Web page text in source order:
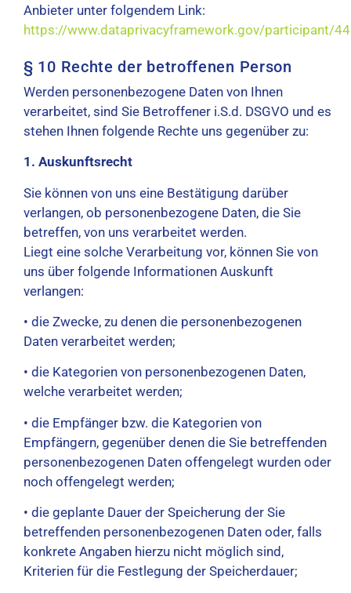
Anbieter unter folgendem Link:
https://www.dataprivacyframework.gov/participant/
§ 10 Rechte der betroffenen Person
Werden personenbezogene Daten von Ihnen
verarbeitet, sind Sie Betroffener i.S.d. DSGVO und es
stehen Ihnen folgende Rechte uns gegenüber zu:
1. Auskunftsrecht
Sie können von uns eine Bestätigung darüber
verlangen, ob personenbezogene Daten, die Sie
betreffen, von uns verarbeitet werden.
Liegt eine solche Verarbeitung vor, können Sie von
uns über folgende Informationen Auskunft
verlangen:
• die Zwecke, zu denen die personenbezogenen
Daten verarbeitet werden;
• die Kategorien von personenbezogenen Daten,
welche verarbeitet werden;
• die Empfänger bzw. die Kategorien von
Empfängern, gegenüber denen die Sie betreffenden
personenbezogenen Daten offengelegt wurden oder
noch offengelegt werden;
• die geplante Dauer der Speicherung der Sie
betreffenden personenbezogenen Daten oder, falls
konkrete Angaben hierzu nicht möglich sind,
Kriterien für die Festlegung der Speicherdauer;